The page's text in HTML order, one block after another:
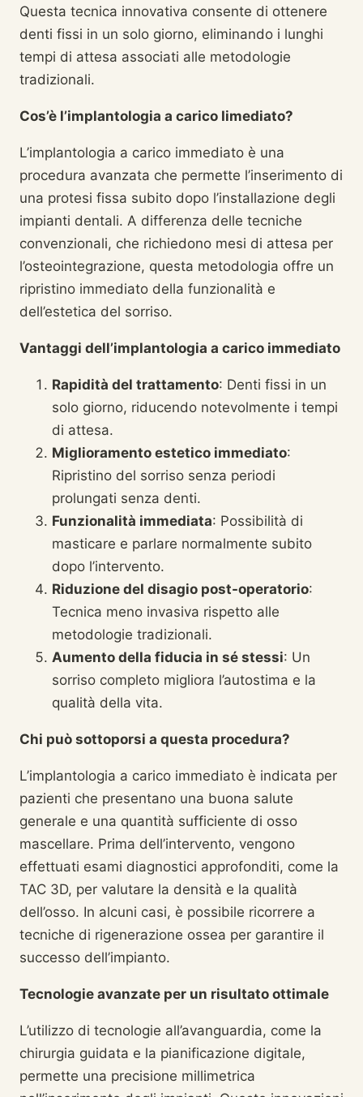
Questa tecnica innovativa consente di ottenere
denti fissi in un solo giorno, eliminando i lunghi
tempi di attesa associati alle metodologie
tradizionali.
Cos’è l’implantologia a carico Iimediato?
L’implantologia a carico immediato è una
procedura avanzata che permette l’inserimento di
una protesi fissa subito dopo l’installazione degli
impianti dentali. A differenza delle tecniche
convenzionali, che richiedono mesi di attesa per
l’osteointegrazione, questa metodologia offre un
ripristino immediato della funzionalità e
dell’estetica del sorriso.
Vantaggi dell’implantologia a carico immediato
Rapidità del trattamento: Denti fissi in un
solo giorno, riducendo notevolmente i tempi
di attesa.
Miglioramento estetico immediato:
Ripristino del sorriso senza periodi
prolungati senza denti.
Funzionalità immediata: Possibilità di
masticare e parlare normalmente subito
dopo l’intervento.
Riduzione del disagio post-operatorio:
Tecnica meno invasiva rispetto alle
metodologie tradizionali.
Aumento della fiducia in sé stessi: Un
sorriso completo migliora l’autostima e la
qualità della vita.
Chi può sottoporsi a questa procedura?
L’implantologia a carico immediato è indicata per
pazienti che presentano una buona salute
generale e una quantità sufficiente di osso
mascellare. Prima dell’intervento, vengono
effettuati esami diagnostici approfonditi, come la
TAC 3D, per valutare la densità e la qualità
dell’osso. In alcuni casi, è possibile ricorrere a
tecniche di rigenerazione ossea per garantire il
successo dell’impianto.
Tecnologie avanzate per un risultato ottimale
L’utilizzo di tecnologie all’avanguardia, come la
chirurgia guidata e la pianificazione digitale,
permette una precisione millimetrica